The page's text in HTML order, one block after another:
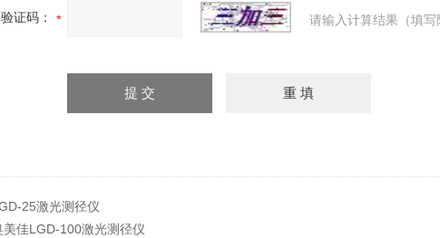
验证码： 请输入计算结果（填
25激光测径仪
美佳LGD-100激光测径仪